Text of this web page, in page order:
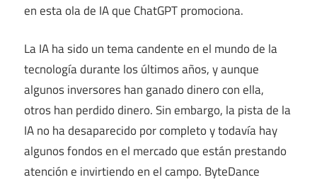
en esta ola de IA que ChatGPT promociona.
La IA ha sido un tema candente en el mundo de la
tecnología durante los últimos años, y aunque
algunos inversores han ganado dinero con ella,
otros han perdido dinero. Sin embargo, la pista de la
IA no ha desaparecido por completo y todavía hay
algunos fondos en el mercado que están prestando
atención e invirtiendo en el campo. ByteDance